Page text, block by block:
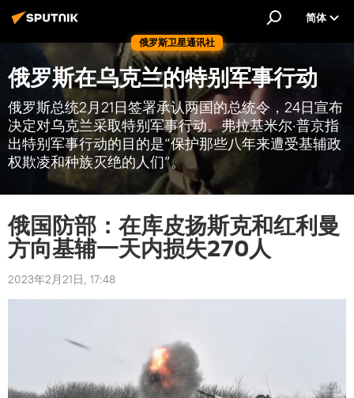
俄罗斯卫星通讯社
简体
俄罗斯在乌克兰的特别军事行动
俄罗斯总统2月21日签署承认两国的总统令，24日宣布
决定对乌克兰采取特别军事行动。弗拉基米尔·普京指
出特别军事行动的目的是“保护那些八年来遭受基辅政
权欺凌和种族灭绝的人们”。
俄国防部：在库皮扬斯克和红利曼
方向基辅一天内损失270人
2023年2月21日, 17:48